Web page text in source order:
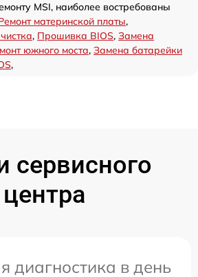
MSI, наиболее востребованы
материнской платы,
, Прошивка BIOS, Замена
южного моста, Замена батарейки
,
сервисного
центра
диагностика в день